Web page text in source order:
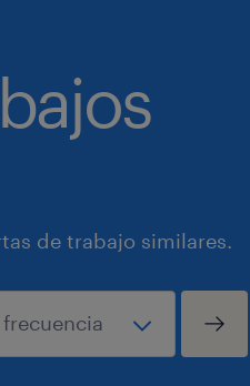
de trabajo similares.